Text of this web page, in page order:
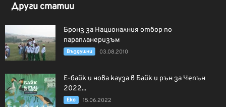
Други статии
Бронз за Националния отбор по
парапланеризъм
Въздушни 03.08.2010
Е-байк и нова кауза в Байк и рън за Чепън
2022...
Еко 15.06.2022